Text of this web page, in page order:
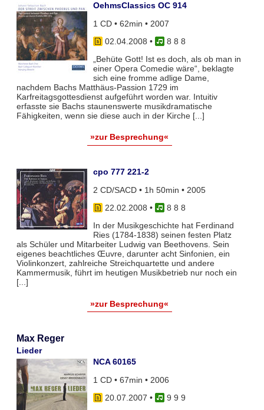
OehmsClassics OC 914
1 CD • 62min • 2007
02.04.2008 •
8 8 8
„Behüte Gott! Ist es doch, als ob man in
einer Opera Comedie wäre“, beklagte
sich eine fromme adlige Dame,
nachdem Bachs Matthäus-Passion 1729 im
Karfreitagsgottesdienst aufgeführt worden war. Intuitiv
erfasste sie Bachs staunenswerte musikdramatische
Fähigkeiten, wenn sie diese auch in der Kirche [...]
»zur Besprechung«
cpo 777 221-2
2 CD/SACD • 1h 50min • 2005
22.02.2008 •
8 8 8
In der Musikgeschichte hat Ferdinand
Ries (1784-1838) seinen festen Platz
als Schüler und Mitarbeiter Ludwig van Beethovens. Sein
eigenes beachtliches Œuvre, darunter acht Sinfonien, ein
Violinkonzert, zahlreiche Streichquartette und andere
Kammermusik, führt im heutigen Musikbetrieb nur noch ein
[...]
»zur Besprechung«
Max Reger
Lieder
NCA 60165
1 CD • 67min • 2006
20.07.2007 •
9 9 9